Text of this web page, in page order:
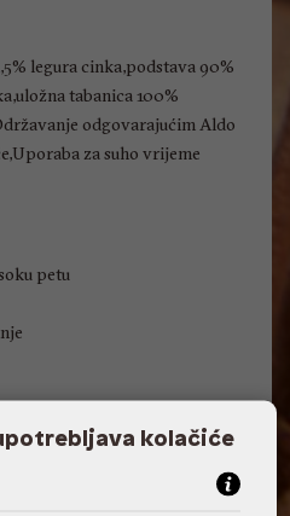
legura cinka,podstava 90%
tabanica 100%
odgovarajućim Aldo
za suho vrijeme
petu
kolačiće